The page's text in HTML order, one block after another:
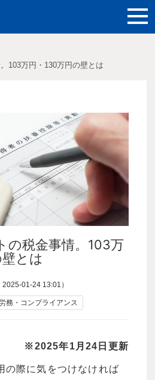
入メリット
くある質問
103万円・130万円の壁とは
の税金事情。103万
とは
2025-01-24 13:01 ）
務・コンプライアンス
※2025年1月24日更新
の際に気をつけなければ